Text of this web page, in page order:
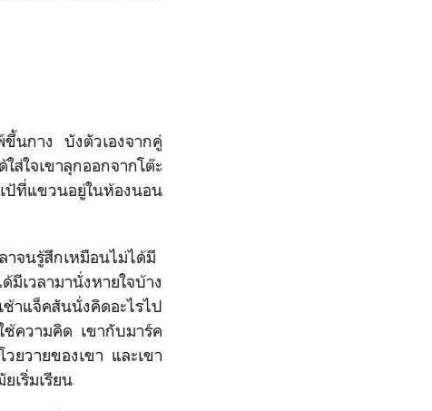
นกาง บังตัวเองจากคู่
ใจเขาลุกออกจากโต๊ะ
ป้ที่แขวนอยู่ในห้องนอน
าจนรู้สึกเหมือนไม่ได้มี
เวลามานั่งหายใจบ้าง
าแจ็คสันนั่งคิดอะไรไป
ช้ความคิด เขากับมาร์ค
ยวายของเขา และเขา
เริ่มเรียน